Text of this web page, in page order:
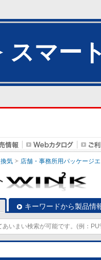
スマー
気 店舗・事務所用パッケージ
キーワードから製品情